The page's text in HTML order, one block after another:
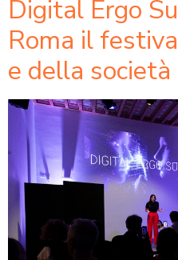
Digital Ergo
Roma il
e della